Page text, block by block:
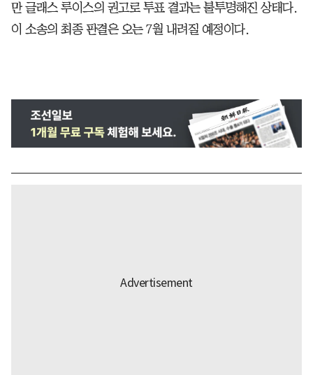
만 글래스 루이스의 권고로 투표 결과는 불투명해진 상태다.
이 소송의 최종 판결은 오는 7월 내려질 예정이다.